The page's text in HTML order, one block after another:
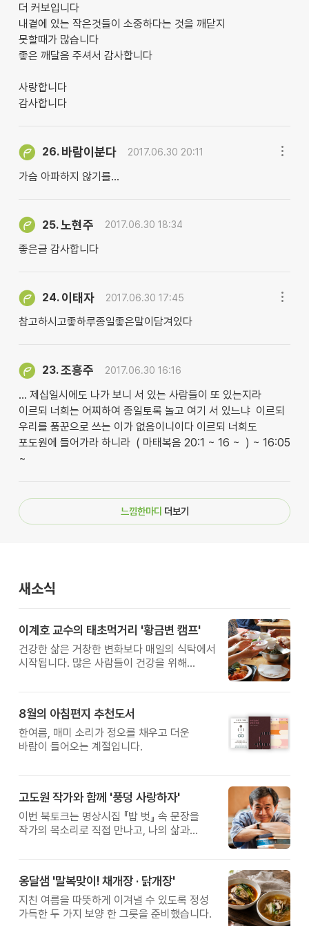
더 커보입니다
내곁에 있는 작은것들이 소중하다는 것을 깨닫지
못할때가 많습니다
좋은 깨달음 주셔서 감사합니다
사랑합니다
감사합니다
26. 바람이분다 2017.06.30 20:11
가슴 아파하지 않기를...
25.노현주 2017.06.30 18:34
좋은글 감사합니다
24. 이태자 2017.06.30 17:45
참고하시고좋하루종일좋은말이담겨있다
23.조흥주 2017.06.30 16:16
… 제십일시에도 나가 보니 서 있는 사람들이 또 있는지라
이르되 너희는 어찌하여 종일토록 놀고 여기 서 있느냐 이르되
우리를 품꾼으로 쓰는 이가 없음이니이다 이르되 너희도
포도원에 들어가라 하니라 ( 마태복음 20:1 ~ 16 ~ ) ~ 16:05
~
느낌한마디 더보기
새소식
이계호 교수의 태초먹거리 '황금변 캠프'
건강한 삶은 거창한 변화보다 매일의 식탁에서
시작됩니다. 많은 사람들이 건강을 위해
받은 이계호 교수와 함께하는 태초먹거리
황금변 캠프
8월의 아침편지 추천도서
한여름, 매미 소리가 정오를 채우고 더운
바람이 들어오는 계절입니다.
고도원 작가와 함께 '풍덩 사랑하자'
이번 북토크는 명상시집 『밥 벗』 속 문장을
작가의 목소리로 직접 만나고, 나의 삶과
옹달샘 '말복맞이! 채개장 · 닭개장'
지친 여름을 따뜻하게 이겨낼 수 있도록 정성
가득한 두 가지 보양 한 그릇을 준비했습니다.